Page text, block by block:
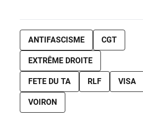
ANTIFASCISME CGT
EXTRÊME DROITE
FETE DU TA RLF VISA
VOIRON